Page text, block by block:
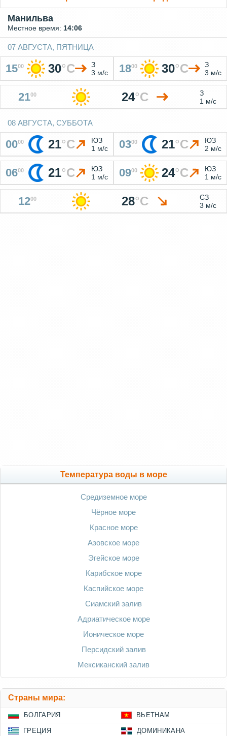
Манильва
Местное время: 14:06
07 АВГУСТА, ПЯТНИЦА
1500 30°C
З
3 м/с
1800 30°C
З
3 м/с
2100 24°C
З
1 м/с
08 АВГУСТА, СУББОТА
0000 21°C
ЮЗ
1 м/с
0300 21°C
ЮЗ
2 м/с
0600 21°C
ЮЗ
1 м/с
0900 24°C
ЮЗ
1 м/с
1200 28°C
СЗ
3 м/с
Температура воды в море
Средиземное море
Чёрное море
Красное море
Азовское море
Эгейское море
Карибское море
Каспийское море
Сиамский залив
Адриатическое море
Ионическое море
Персидский залив
Мексиканский залив
Страны мира:
БОЛГАРИЯ ВЬЕТНАМ
ГРЕЦИЯ ДОМИНИКАНА